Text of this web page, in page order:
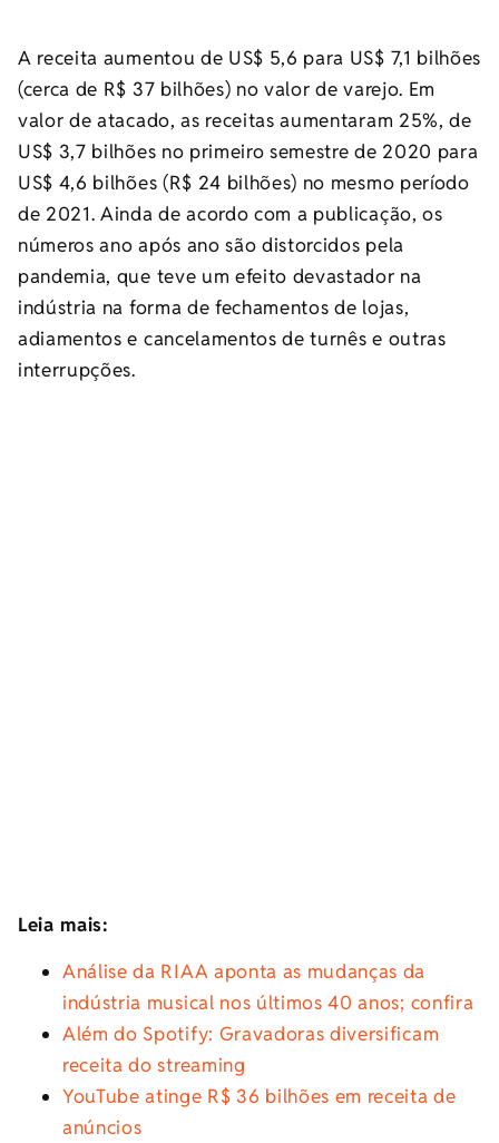
A receita aumentou de US$ 5,6 para US$ 7,1 bilhões
(cerca de R$ 37 bilhões) no valor de varejo. Em
valor de atacado, as receitas aumentaram 25%, de
US$ 3,7 bilhões no primeiro semestre de 2020 para
US$ 4,6 bilhões (R$ 24 bilhões) no mesmo período
de 2021. Ainda de acordo com a publicação, os
números ano após ano são distorcidos pela
pandemia, que teve um efeito devastador na
indústria na forma de fechamentos de lojas,
adiamentos e cancelamentos de turnês e outras
interrupções.
Leia mais:
Análise da RIAA aponta as mudanças da
indústria musical nos últimos 40 anos; confira
Além do Spotify: Gravadoras diversificam
receita do streaming
YouTube atinge R$ 36 bilhões em receita de
anúncios